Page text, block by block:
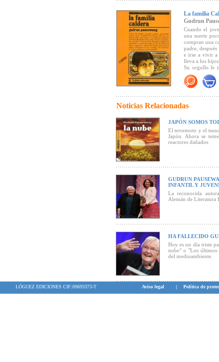
Una novela
"Cruda crítica
el racismo, el
que llega a un
miseria
percibe el
y Juvenil,
La familia
Gudrun
Cuando el
una suerte
compran una
padre,
e irse a vivir a
lleva a los
Su orgullo le
mendicidad.
Noticias Relacionadas
JAPÓN SOMOS
El terremoto y el
Japón. Ahora se
reactores dañados
GUDRUN
INFANTIL Y
La reconocida
Alemán de Literatura
HA FALLECIDO
Hoy es un día triste
nube" o "Los últimos
del medioambiente.
LÓGUEZ EDICIONES CIF:09693373-T Aviso legal | Política de